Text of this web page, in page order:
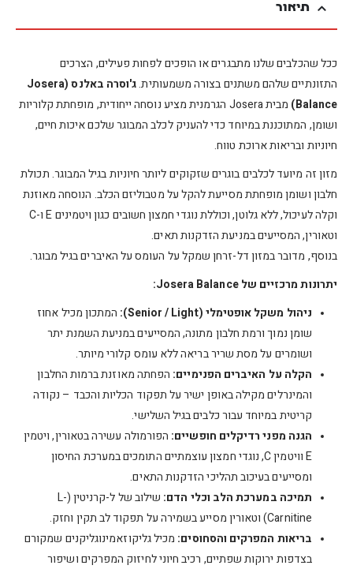
תיאור
ככל שהכלבים שלנו מתבגרים או הופכים לפחות פעילים, הצרכים
התזונתיים שלהם משתנים בצורה משמעותית.
ג'וסרה באלנס (Josera
Balance)
מבית Josera הגרמנית מציע נוסחה ייחודית, מופחתת קלוריות
ושומן, המתוכננת במיוחד כדי להעניק לכלב המבוגר שלכם איכות חיים,
חיוניות ובריאות ארוכת טווח.
מזון זה מיועד לכלבים בוגרים שזקוקים ליותר חיוניות בגיל המבוגר. תכולת
חלבון ושומן מופחתת מסייעת להקל על מטבוליזם הכלב. הנוסחה מאוזנת
וקלה לעיכול, ללא גלוטן, וכוללת נוגדי חמצון חשובים כגון ויטמינים E ו-C
וטאורין, המסייעים במניעת הזדקנות תאים.
בנוסף, מדובר במזון דל-זרחן שמקל על העומס על האיברים בגיל מבוגר.
יתרונות מרכזיים של Josera Balance:
ניהול משקל אופטימלי (Senior / Light):
המתכון מכיל אחוז
שומן נמוך ורמת חלבון מתונה, המסייעים במניעת השמנת יתר
ושומרים על מסת שריר בריאה ללא עומס קלורי מיותר.
הקלה על האיברים הפנימיים: הפחתה מאוזנת ברמות החלבון
והמינרלים מקילה באופן ישיר על תפקוד הכליות והכבד – נקודה
קריטית במיוחד עבור כלבים בגיל השלישי.
הגנה מפני רדיקלים חופשיים: הפורמולה עשירה בטאורין, ויטמין
E וויטמין C, נוגדי חמצון עוצמתיים התומכים במערכת החיסון
ומסייעים בעיכוב תהליכי הזדקנות התאים.
תמיכה במערכת הלב וכלי הדם:
שילוב של ל-קרניטין (L-
Carnitine) וטאורין מסייע בשמירה על תפקוד לב תקין וחזק.
בריאות המפרקים והסחוסים: מכיל גליקוזאמינוגליקנים שמקורם
בצדפות ירוקות שפתיים, רכיב חיוני לחיזוק המפרקים ושיפור